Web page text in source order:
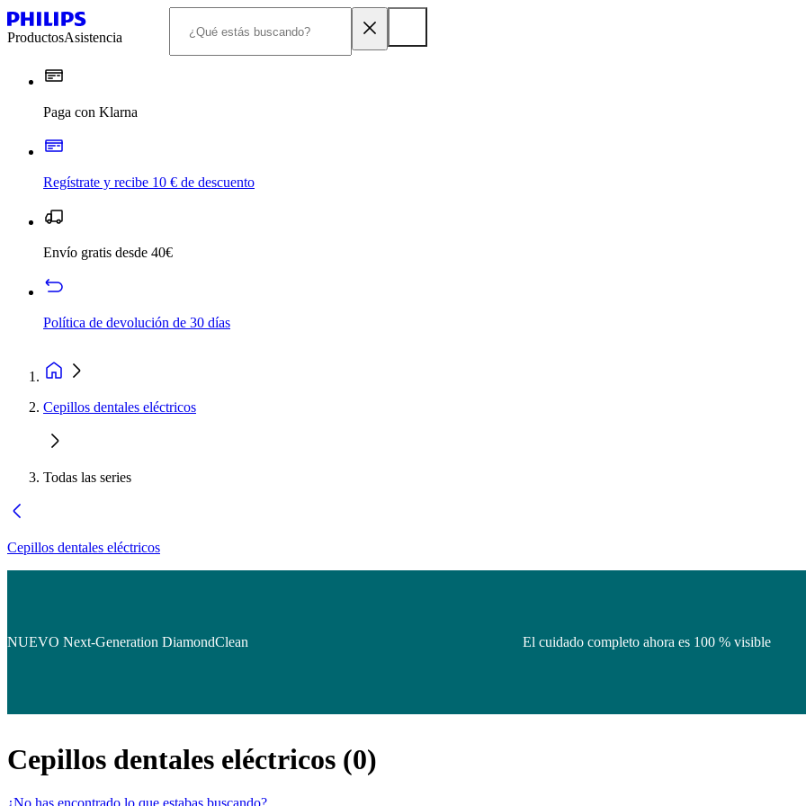
ProductosAsistencia
Paga con Klarna
Regístrate y recibe 10 € de descuento
Envío gratis desde 40€
Política de devolución de 30 días
Cepillos dentales eléctricos
Todas las series
Cepillos dentales eléctricos
NUEVO Next-Generation DiamondClean El cuidado completo ahora es 100 % visible
Cepillos dentales eléctricos (0)